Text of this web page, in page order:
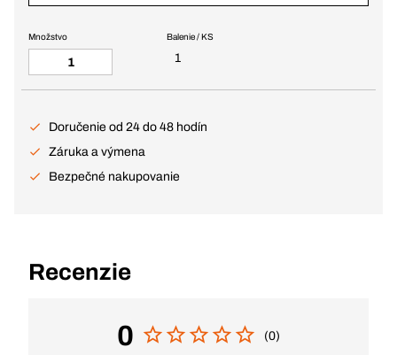
Balenie / KS
1
Množstvo
Doručenie od 24 do 48 hodín
Záruka a výmena
Bezpečné nakupovanie
Recenzie
0 (0)